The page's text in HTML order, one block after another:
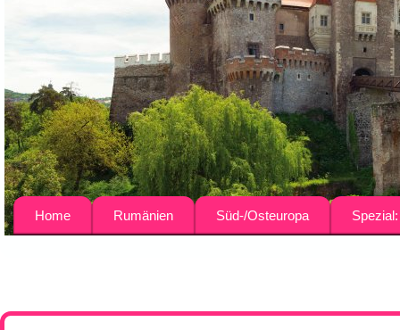
Home Rumänien
Städtereisen
Süd-/Osteuropa
Ungarn
Wein-